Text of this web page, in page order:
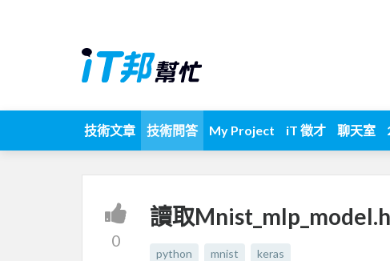
技術文章 技術問答 My Project iT 徵才 聊天室
0
讀取
python mnist keras